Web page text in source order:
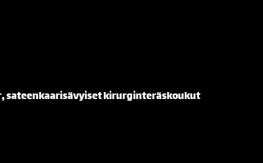
kirurginteräskoukut